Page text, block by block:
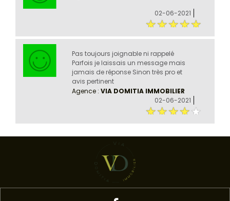
02-06-2021
Pas toujours joignable ni rappelé
Parfois je laissais un message mais
jamais de réponse Sinon très pro et
avis pertinent
Agence : VIA DOMITIA IMMOBILIER
02-06-2021